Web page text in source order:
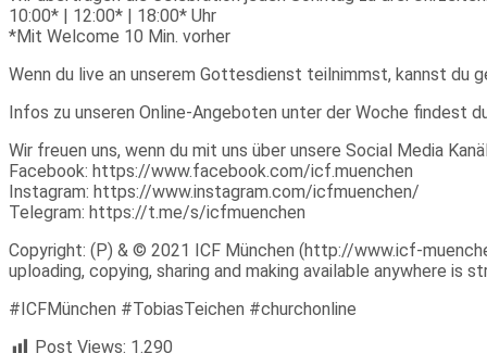
10:00* | 12:00* | 18:00* Uhr
*Mit Welcome 10 Min. vorher
Wenn du live an unserem Gottesdienst teilnimmst, kannst du
Infos zu unseren Online-Angeboten unter der Woche findest
Wir freuen uns, wenn du mit uns über unsere Social Media
Facebook: https://www.facebook.com/icf.muenchen
Instagram: https://www.instagram.com/icfmuenchen/
Telegram: https://t.me/s/icfmuenchen
Copyright: (P) & © 2021 ICF München (http://www.icf-
uploading, copying, sharing and making available anywhere is
#ICFMünchen #TobiasTeichen #churchonline
Post Views: 1.290